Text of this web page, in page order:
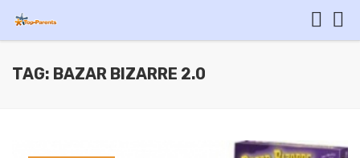
TAG: BAZAR BIZARRE 2.0